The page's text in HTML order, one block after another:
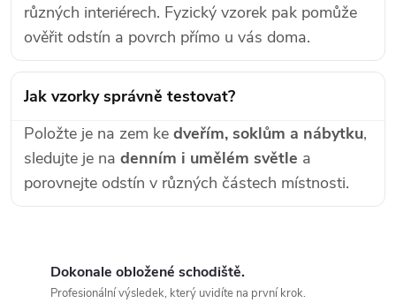
různých interiérech. Fyzický vzorek pak pomůže
ověřit odstín a povrch přímo u vás doma.
Jak vzorky správně testovat?
Položte je na zem ke dveřím, soklům a nábytku,
sledujte je na denním i umělém světle a
porovnejte odstín v různých částech místnosti.
Dokonale obložené schodiště.
Profesionální výsledek, který uvidíte na první krok.